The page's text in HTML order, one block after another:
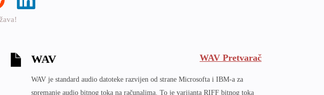
WAV WAV Pretvarač
WAV je standard audio datoteke razvijen od strane Microsofta i IBM-a za
spremanje audio bitnog toka na računalima. To je varijanta RIFF bitnog toka